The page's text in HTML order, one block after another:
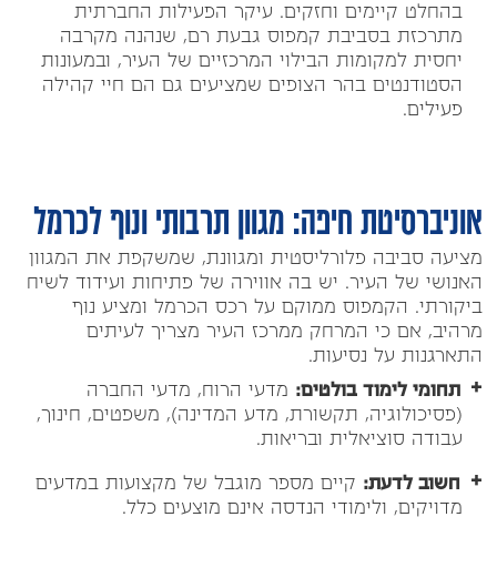
בהחלט קיימים וחזקים. עיקר הפעילות החברתית
מתרכזת בסביבת קמפוס גבעת רם, שנהנה מקרבה
יחסית למקומות הבילוי המרכזיים של העיר, ובמעונות
הסטודנטים בהר הצופים שמציעים גם הם חיי קהילה
פעילים.
אוניברסיטת חיפה: מגוון תרבותי ונוף לכרמל
מציעה סביבה פלורליסטית ומגוונת, שמשקפת את המגוון
האנושי של העיר. יש בה אווירה של פתיחות ועידוד לשיח
ביקורתי. הקמפוס ממוקם על רכס הכרמל ומציע נוף
מרהיב, אם כי המרחק ממרכז העיר מצריך לעיתים
התארגנות על נסיעות.
תחומי לימוד בולטים: מדעי הרוח, מדעי החברה
(פסיכולוגיה, תקשורת, מדע המדינה), משפטים, חינוך,
עבודה סוציאלית ובריאות.
חשוב לדעת: קיים מספר מוגבל של מקצועות במדעים
מדויקים, ולימודי הנדסה אינם מוצעים כלל.